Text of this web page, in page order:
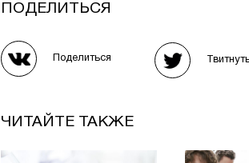
ПОДЕЛИТЬСЯ
Поделиться
ЧИТАЙТЕ ТАКЖЕ